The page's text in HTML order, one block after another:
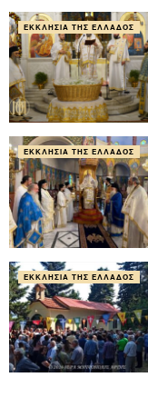
ΕΚΚΛΗΣΊΑ ΤΗΣ ΕΛΛΆΔΟΣ
ΕΚΚΛΗΣΊΑ ΤΗΣ ΕΛΛΆΔΟΣ
ΕΚΚΛΗΣΊΑ ΤΗΣ ΕΛΛΆΔΟΣ